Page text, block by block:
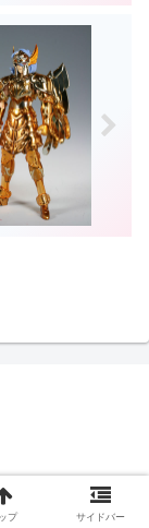
プ サイドバー